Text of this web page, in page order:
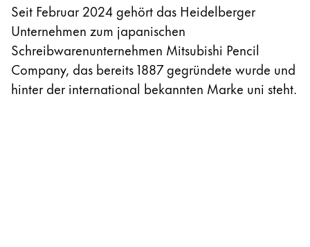
Seit Februar 2024 gehört das Heidelberger
Unternehmen zum japanischen
Schreibwarenunternehmen Mitsubishi Pencil
Company, das bereits 1887 gegründete wurde und
hinter der international bekannten Marke uni steht.